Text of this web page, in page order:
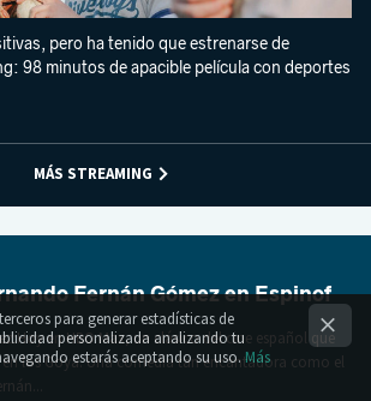
pero ha tenido que estrenarse de
98 minutos de apacible película con deportes
MÁS STREAMING
Fernán Gómez en Espinof
en HBO Max, un clásico del cine español que
los Goya. Una comedia tan encantadora como el
para generar estadísticas de
personalizada analizando tu
estarás aceptando su uso.Más